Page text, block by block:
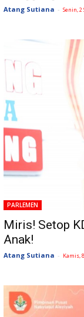
Atang Sutiana - Senin, 2
PARLEMEN
Miris! Setop
Anak!
Atang Sutiana - Kamis,